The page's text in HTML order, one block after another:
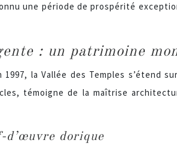
une période de prospérité
: un patrimoine
1997, la Vallée des Temples s’étend
témoigne de la maîtrise
d’œuvre dorique